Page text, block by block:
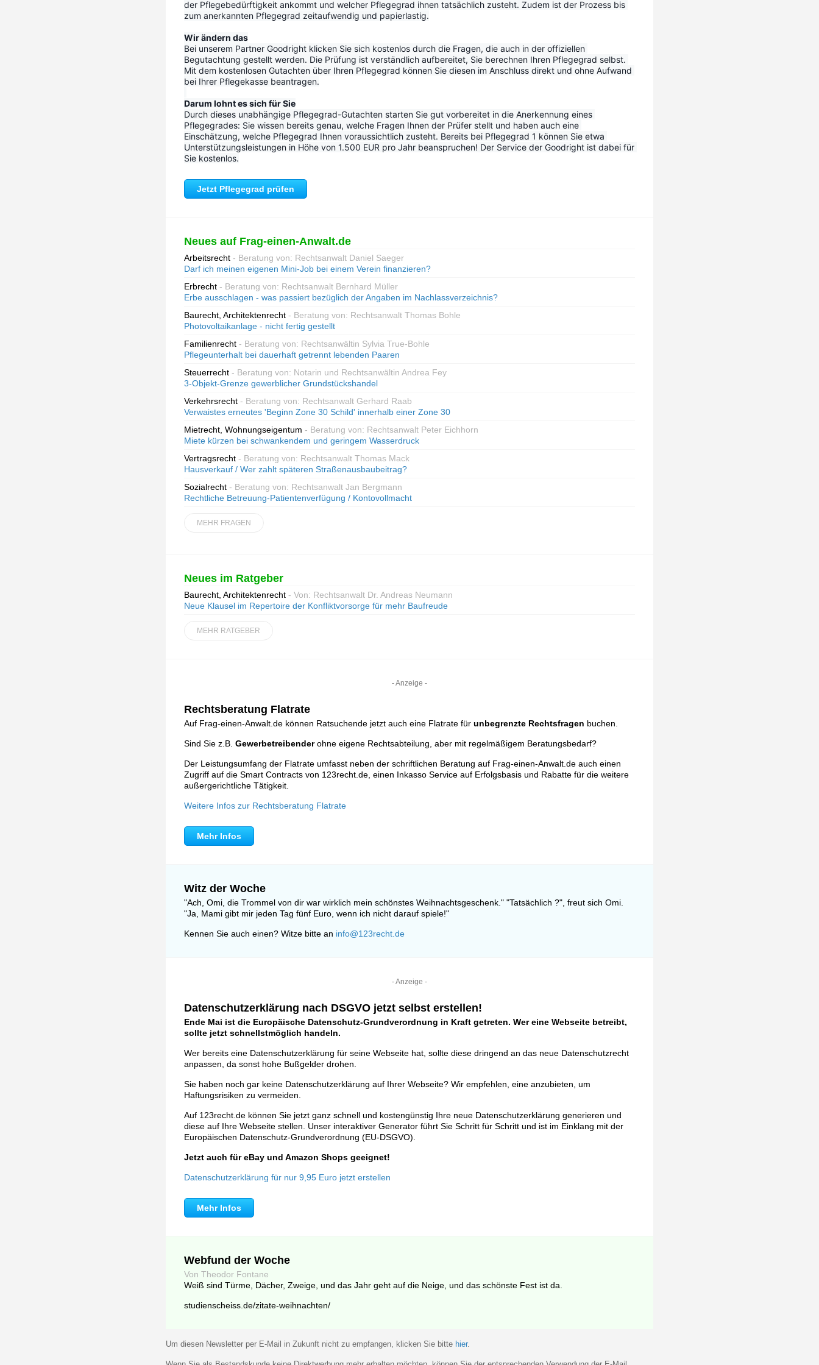
der Pflegebedürftigkeit ankommt und welcher Pflegegrad ihnen tatsächlich zusteht. Zudem ist der Prozess bis
zum anerkannten Pflegegrad zeitaufwendig und papierlastig.
Wir ändern das
Bei unserem Partner Goodright klicken Sie sich kostenlos durch die Fragen, die auch in der offiziellen
Begutachtung gestellt werden. Die Prüfung ist verständlich aufbereitet, Sie berechnen Ihren Pflegegrad selbst.
Mit dem kostenlosen Gutachten über Ihren Pflegegrad können Sie diesen im Anschluss direkt und ohne Aufwand
bei Ihrer Pflegekasse beantragen.
Darum lohnt es sich für Sie
Durch dieses unabhängige Pflegegrad-Gutachten starten Sie gut vorbereitet in die Anerkennung eines
Pflegegrades: Sie wissen bereits genau, welche Fragen Ihnen der Prüfer stellt und haben auch eine
Einschätzung, welche Pflegegrad Ihnen voraussichtlich zusteht. Bereits bei Pflegegrad 1 können Sie etwa
Unterstützungsleistungen in Höhe von 1.500 EUR pro Jahr beanspruchen! Der Service der Goodright ist dabei für
Sie kostenlos.
Jetzt Pflegegrad prüfen
Neues auf Frag-einen-Anwalt.de
Arbeitsrecht - Beratung von: Rechtsanwalt Daniel Saeger
Darf ich meinen eigenen Mini-Job bei einem Verein finanzieren?
Erbrecht - Beratung von: Rechtsanwalt Bernhard Müller
Erbe ausschlagen - was passiert bezüglich der Angaben im Nachlassverzeichnis?
Baurecht, Architektenrecht - Beratung von: Rechtsanwalt Thomas Bohle
Photovoltaikanlage - nicht fertig gestellt
Familienrecht - Beratung von: Rechtsanwältin Sylvia True-Bohle
Pflegeunterhalt bei dauerhaft getrennt lebenden Paaren
Steuerrecht - Beratung von: Notarin und Rechtsanwältin Andrea Fey
3-Objekt-Grenze gewerblicher Grundstückshandel
Verkehrsrecht - Beratung von: Rechtsanwalt Gerhard Raab
Verwaistes erneutes 'Beginn Zone 30 Schild' innerhalb einer Zone 30
Mietrecht, Wohnungseigentum - Beratung von: Rechtsanwalt Peter Eichhorn
Miete kürzen bei schwankendem und geringem Wasserdruck
Vertragsrecht - Beratung von: Rechtsanwalt Thomas Mack
Hausverkauf / Wer zahlt späteren Straßenausbaubeitrag?
Sozialrecht - Beratung von: Rechtsanwalt Jan Bergmann
Rechtliche Betreuung-Patientenverfügung / Kontovollmacht
MEHR FRAGEN
Neues im Ratgeber
Baurecht, Architektenrecht - Von: Rechtsanwalt Dr. Andreas Neumann
Neue Klausel im Repertoire der Konfliktvorsorge für mehr Baufreude
MEHR RATGEBER
- Anzeige -
Rechtsberatung Flatrate
Auf Frag-einen-Anwalt.de können Ratsuchende jetzt auch eine Flatrate für unbegrenzte Rechtsfragen buchen.
Sind Sie z.B. Gewerbetreibenderohne eigene Rechtsabteilung, aber mit regelmäßigem Beratungsbedarf?
Der Leistungsumfang der Flatrate umfasst neben der schriftlichen Beratung auf Frag-einen-Anwalt.de auch einen
Zugriff auf die Smart Contracts von 123recht.de, einen Inkasso Service auf Erfolgsbasis und Rabatte für die weitere
außergerichtliche Tätigkeit.
Weitere Infos zur Rechtsberatung Flatrate
Mehr Infos
Witz der Woche
"Ach, Omi, die Trommel von dir war wirklich mein schönstes Weihnachtsgeschenk." "Tatsächlich ?", freut sich Omi.
"Ja, Mami gibt mir jeden Tag fünf Euro, wenn ich nicht darauf spiele!"
Kennen Sie auch einen? Witze bitte an info@123recht.de
- Anzeige -
Datenschutzerklärung nach DSGVO jetzt selbst erstellen!
Ende Mai ist die Europäische Datenschutz-Grundverordnung in Kraft getreten. Wer eine Webseite betreibt,
sollte jetzt schnellstmöglich handeln.
Wer bereits eine Datenschutzerklärung für seine Webseite hat, sollte diese dringend an das neue Datenschutzrecht
anpassen, da sonst hohe Bußgelder drohen.
Sie haben noch gar keine Datenschutzerklärung auf Ihrer Webseite? Wir empfehlen, eine anzubieten, um
Haftungsrisiken zu vermeiden.
Auf 123recht.de können Sie jetzt ganz schnell und kostengünstig Ihre neue Datenschutzerklärung generieren und
diese auf Ihre Webseite stellen. Unser interaktiver Generator führt Sie Schritt für Schritt und ist im Einklang mit der
Europäischen Datenschutz-Grundverordnung (EU-DSGVO).
Jetzt auch für eBay und Amazon Shops geeignet!
Datenschutzerklärung für nur 9,95 Euro jetzt erstellen
Mehr Infos
Webfund der Woche
Von Theodor Fontane
Weiß sind Türme, Dächer, Zweige, und das Jahr geht auf die Neige, und das schönste Fest ist da.
studienscheiss.de/zitate-weihnachten/
Um diesen Newsletter per E-Mail in Zukunft nicht zu empfangen, klicken Sie bitte hier.